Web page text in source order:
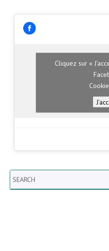
Cliquez sur «
Search